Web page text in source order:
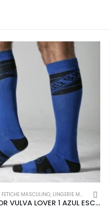
FETICHE MASCULINO, LINGERIE MASCULINA
ESTIMULADOR VULVA LOVER 1 AZUL ESCURO
Apoio ao cliente
Contactos
Login